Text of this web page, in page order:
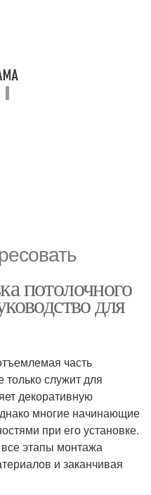
потолочного
для
часть
служит для
декоративную
многие начинающие
при его установке.
этапы монтажа
и заканчивая